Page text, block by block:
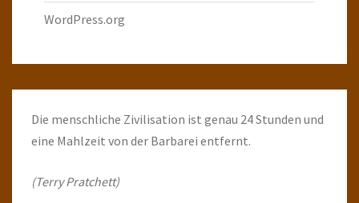
WordPress.org
Die menschliche Zivilisation ist genau 24 Stunden und
eine Mahlzeit von der Barbarei entfernt.
(Terry Pratchett)